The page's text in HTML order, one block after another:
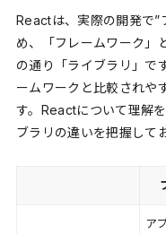
Reactは、実際の開発で”
め、「フレームワーク」
の通り「ライブラリ」で
ームワークと比較されや
す。Reactについて理解
ブラリの違いを把握して
ア